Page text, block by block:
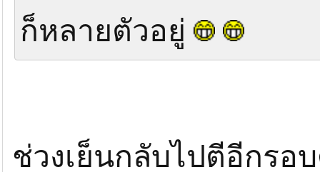
ก็หลายตัวอยู่
ช่วงเย็นกลับไปตีอีกรอ